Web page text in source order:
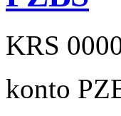
KRS
konto